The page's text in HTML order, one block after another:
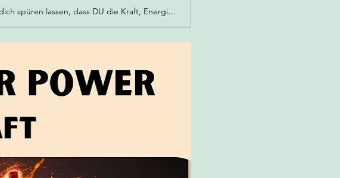
Zwei Tage, die die Wahrnehmung deiner SELBST verändern, dich spüren lassen, dass DU die Kraft, Energie, Liebe, das Licht bist. Herzkraft - ich bin - Herzraum